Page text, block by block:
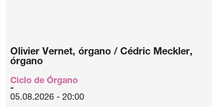
Olivier Vernet, órgano / Cédric Meckler,
órgano
Ciclo de Órgano
05.08.2026 - 20:00